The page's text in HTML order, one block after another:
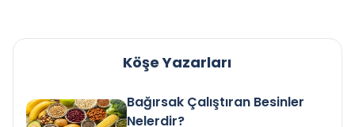
Köşe Yazarları
Bağırsak Çalıştıran Besinler
Nelerdir?